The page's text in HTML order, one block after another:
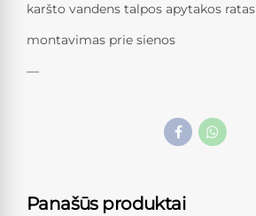
karšto vandens talpos apytakos ratas
montavimas prie sienos
—
Panašūs produktai